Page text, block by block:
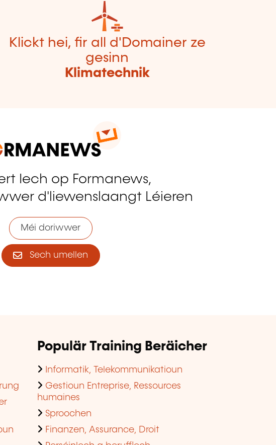
Klickt hei, fir all d'Domainer ze
gesinn
Klimatechnik
Iech op Formanews,
d'liewenslaangt Léieren
Méi doriwwer
Sech umellen
Populär Training Beräicher
Informatik, Telekommunikatioun
Gestioun Entreprise, Ressources
humaines
Sproochen
Finanzen, Assurance, Droit